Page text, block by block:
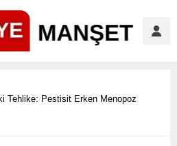
Tehlike: Pestisit Erken Menopoz